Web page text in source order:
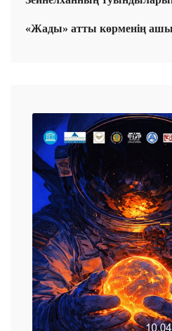
«Жады» атты көрменің